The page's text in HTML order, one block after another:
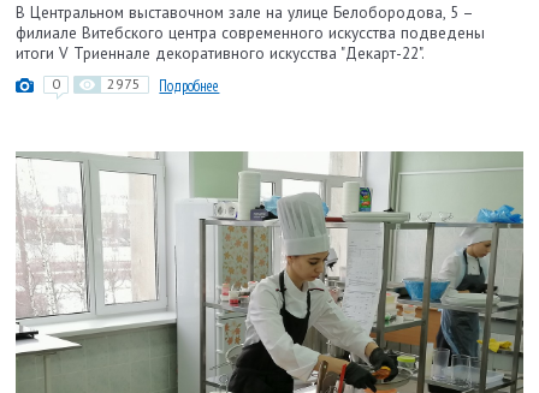
В Центральном выставочном зале на улице Белобородова, 5 –
филиале Витебского центра современного искусства подведены
итоги V Триеннале декоративного искусства "Декарт-22".
0 2975 Подробнее